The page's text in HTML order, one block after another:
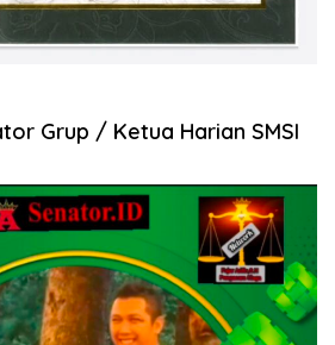
Grup / Ketua Harian SMSI